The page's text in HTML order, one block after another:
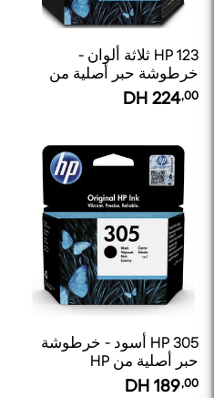
HP 123 ثلاثة ألوان -
خرطوشة حبر أصلية من
HP
224,00
HP 305 أسود - خرطوشة
حبر أصلية من HP
189,00